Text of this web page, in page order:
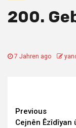
200.
7 Jahren ago
Continue
Previous
Cejnên Êzîdîyan